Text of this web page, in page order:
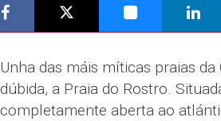
Unha das máis míticas praias
dúbida, a Praia do Rostro.
completamente aberta ao